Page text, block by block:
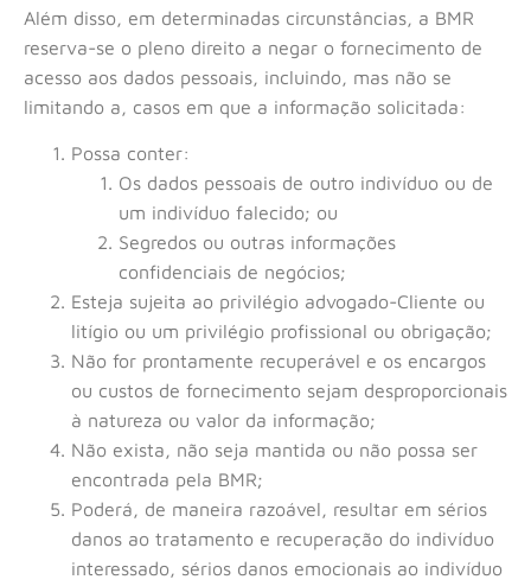
Além disso, em determinadas circunstâncias, a BMR
reserva-se o pleno direito a negar o fornecimento de
acesso aos dados pessoais, incluindo, mas não se
limitando a, casos em que a informação solicitada:
Possa conter:
Os dados pessoais de outro indivíduo ou de
um indivíduo falecido; ou
Segredos ou outras informações
confidenciais de negócios;
Esteja sujeita ao privilégio advogado-Cliente ou
litígio ou um privilégio profissional ou obrigação;
Não for prontamente recuperável e os encargos
ou custos de fornecimento sejam desproporcionais
à natureza ou valor da informação;
Não exista, não seja mantida ou não possa ser
encontrada pela BMR;
Poderá, de maneira razoável, resultar em sérios
danos ao tratamento e recuperação do indivíduo
interessado, sérios danos emocionais ao indivíduo